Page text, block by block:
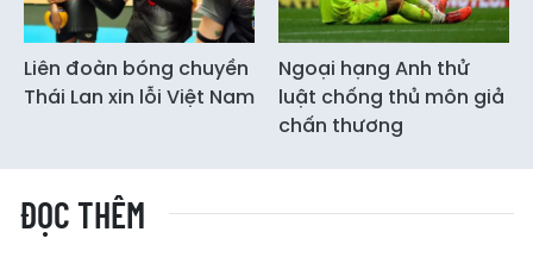
Liên đoàn bóng chuyền
Thái Lan xin lỗi Việt Nam
Ngoại hạng Anh thử
luật chống thủ môn giả
chấn thương
ĐỌC THÊM